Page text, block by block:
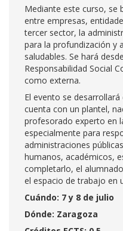
Mediante este curso, se
entre empresas,
tercer sector, la
para la profundización y
saludables. Se hará
Responsabilidad Social
como externa.
El evento se
cuenta con un plantel,
profesorado experto en
especialmente para
administraciones
humanos, académicos,
completarlo, el
el espacio de trabajo en
Cuándo: 7 y 8 de julio
Dónde: Zaragoza